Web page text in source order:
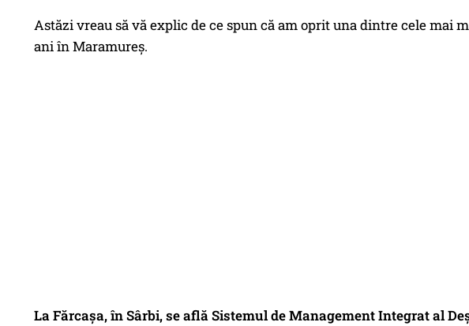
Astăzi vreau să vă explic de ce spun că am oprit una dintre cele
ani în Maramureș.
La Fărcașa, în Sârbi, se află Sistemul de Management Integrat al